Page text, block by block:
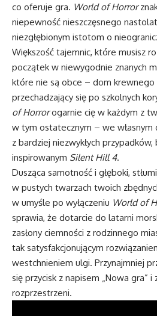
co oferuje gra. World of Horror
niepewność nieszczęsnego
niezgłębionym istotom o
Większość tajemnic, które musisz
początek w niewygodnie znanych
które nie są obce – dom krewnego
przechadzający się po szkolnych
of Horrorogarnie cię w każdym z
w tym ostatecznym – we własnym
z bardziej niezwykłych
inspirowanym Silent Hill 4.
Dusząca samotność i głęboki,
w pustych twarzach twoich
w umyśle po wyłączeniu World of
sprawia, że dotarcie do latarni
zasłony ciemności z rodzinnego
tak satysfakcjonującym
westchnieniem ulgi. Przynajmniej
się przycisk z napisem „Nowa gra” i
rozprzestrzeni.